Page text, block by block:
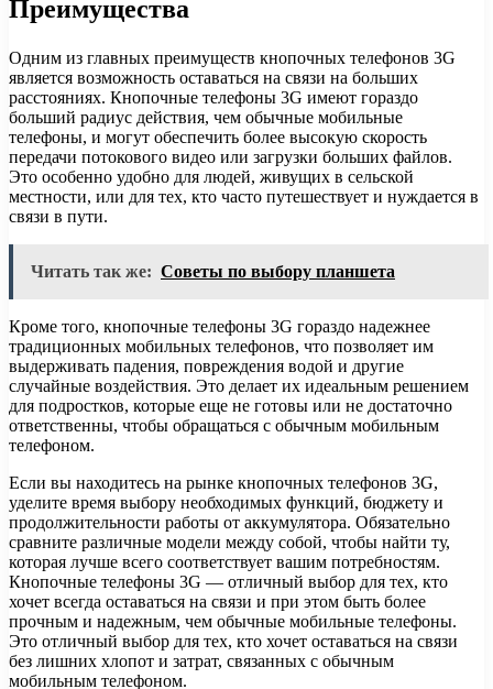
Преимущества
Одним из главных преимуществ кнопочных телефонов 3G
является возможность оставаться на связи на больших
расстояниях. Кнопочные телефоны 3G имеют гораздо
больший радиус действия, чем обычные мобильные
телефоны, и могут обеспечить более высокую скорость
передачи потокового видео или загрузки больших файлов.
Это особенно удобно для людей, живущих в сельской
местности, или для тех, кто часто путешествует и нуждается в
связи в пути.
Читать так же: Советы по выбору планшета
Кроме того, кнопочные телефоны 3G гораздо надежнее
традиционных мобильных телефонов, что позволяет им
выдерживать падения, повреждения водой и другие
случайные воздействия. Это делает их идеальным решением
для подростков, которые еще не готовы или не достаточно
ответственны, чтобы обращаться с обычным мобильным
телефоном.
Если вы находитесь на рынке кнопочных телефонов 3G,
уделите время выбору необходимых функций, бюджету и
продолжительности работы от аккумулятора. Обязательно
сравните различные модели между собой, чтобы найти ту,
которая лучше всего соответствует вашим потребностям.
Кнопочные телефоны 3G — отличный выбор для тех, кто
хочет всегда оставаться на связи и при этом быть более
прочным и надежным, чем обычные мобильные телефоны.
Это отличный выбор для тех, кто хочет оставаться на связи
без лишних хлопот и затрат, связанных с обычным
мобильным телефоном.